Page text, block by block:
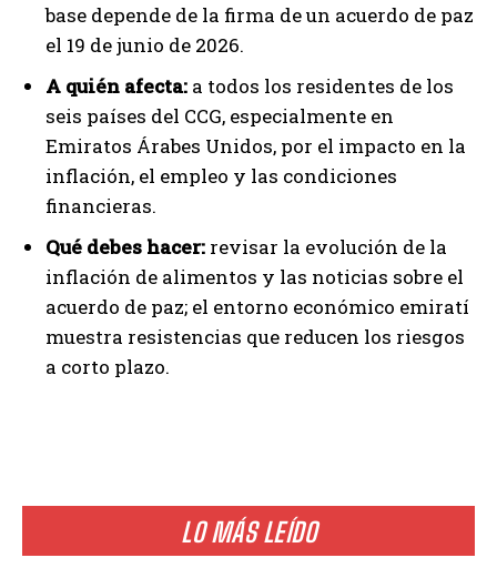
LO MÁS LEÍDO
base depende de la firma de un acuerdo de paz
el 19 de junio de 2026.
A quién afecta: a todos los residentes de los
seis países del CCG, especialmente en
Emiratos Árabes Unidos, por el impacto en la
inflación, el empleo y las condiciones
financieras.
Qué debes hacer: revisar la evolución de la
inflación de alimentos y las noticias sobre el
acuerdo de paz; el entorno económico emiratí
muestra resistencias que reducen los riesgos
a corto plazo.